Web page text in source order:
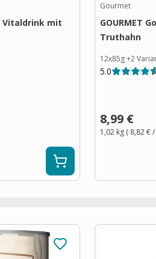
Vitaldrink mit
Gourmet
GOURMET
Truthahn
12x85g+2
5.0
8,99 €
1,02 kg ( 8,82 €/